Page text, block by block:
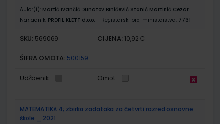
Autor(i): Martić Ivančić Dunatov Brničević Stanić Martinić Cezar
Nakladnik: PROFIL KLETT d.o.o. Registarski broj ministarstva: 7731
SKU: 569069 CIJENA: 10,92 €
ŠIFRA OMOTA: 500159
Udžbenik Omot
MATEMATIKA 4; zbirka zadataka za četvrti razred osnovne
škole _ 2021